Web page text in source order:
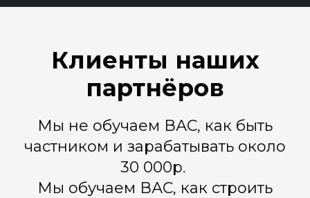
Клиенты наших
партнёров
Мы не обучаем ВАС, как быть
частником и зарабатывать около
30 000р.
Мы обучаем ВАС, как строить